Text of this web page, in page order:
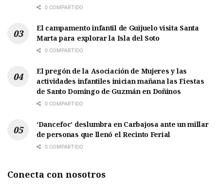
0 COMPARTIDO
El campamento infantil de Guijuelo visita Santa
Marta para explorar la Isla del Soto
0 COMPARTIDO
El pregón de la Asociación de Mujeres y las
actividades infantiles inician mañana las Fiestas
de Santo Domingo de Guzmán en Doñinos
0 COMPARTIDO
‘Dancefoc’ deslumbra en Carbajosa ante un millar
de personas que llenó el Recinto Ferial
0 COMPARTIDO
Conecta con nosotros